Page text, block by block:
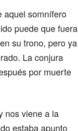
aquel somnífero
puede que fuera
su trono, pero ya
La conjura
por muerte
nos viene a la
estaba apunto